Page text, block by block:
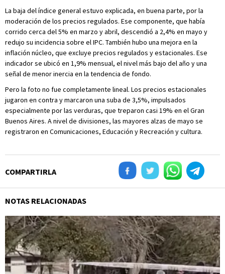
La baja del índice general estuvo explicada, en buena parte, por la
moderación de los precios regulados. Ese componente, que había
corrido cerca del 5% en marzo y abril, descendió a 2,4% en mayo y
redujo su incidencia sobre el IPC. También hubo una mejora en la
inflación núcleo, que excluye precios regulados y estacionales. Ese
indicador se ubicó en 1,9% mensual, el nivel más bajo del año y una
señal de menor inercia en la tendencia de fondo.
Pero la foto no fue completamente lineal. Los precios estacionales
jugaron en contra y marcaron una suba de 3,5%, impulsados
especialmente por las verduras, que treparon casi 19% en el Gran
Buenos Aires. A nivel de divisiones, las mayores alzas de mayo se
registraron en Comunicaciones, Educación y Recreación y cultura.
COMPARTIRLA
NOTAS RELACIONADAS